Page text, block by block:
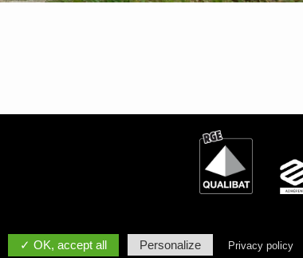
Gestion des cookies
✓ OK, accept all Personalize Privacy policy